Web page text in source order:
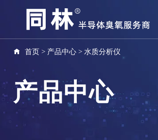
首页> 产品中心> 水质分析仪
产品中心